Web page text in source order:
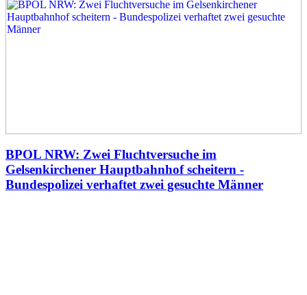
BPOL NRW: Zwei Fluchtversuche im
Gelsenkirchener Hauptbahnhof scheitern -
Bundespolizei verhaftet zwei gesuchte Männer